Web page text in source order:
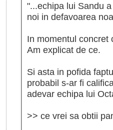
"...echipa lui Sandu
noi in defavoarea
In momentul concret
Am explicat de ce.
Si asta in pofida
probabil s-ar fi
adevar echipa lui
>> ce vrei sa obtii